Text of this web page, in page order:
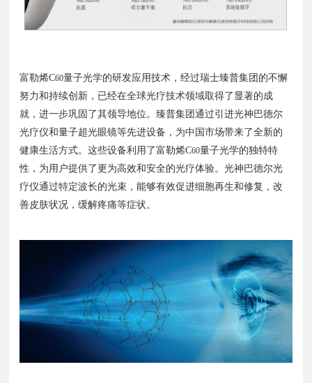
富勒烯C60量子光学的研发应用技术，经过瑞士臻普集团的不懈
努力和持续创新，已经在全球光疗技术领域取得了显著的成
就，进一步巩固了其领导地位。臻普集团通过引进光神巴德尔
光疗仪和量子超光眼镜等先进设备，为中国市场带来了全新的
健康生活方式。这些设备利用了富勒烯C60量子光学的独特特
性，为用户提供了更为高效和安全的光疗体验。光神巴德尔光
疗仪通过特定波长的光束，能够有效促进细胞再生和修复，改
善皮肤状况，缓解疼痛等症状。